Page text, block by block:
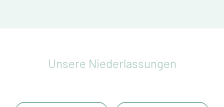
Unsere Niederlassungen